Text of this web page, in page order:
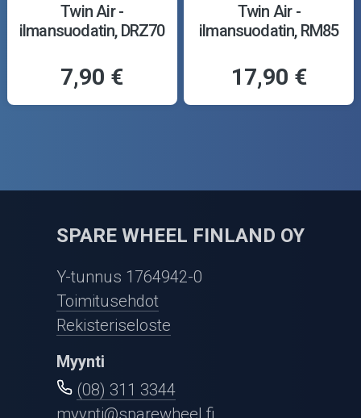
Twin Air -
ilmansuodatin, DRZ70
7,90 €
Twin Air -
ilmansuodatin, RM85
17,90 €
SPARE WHEEL FINLAND OY
Y-tunnus 1764942-0
Toimitusehdot
Rekisteriseloste
Myynti
(08) 311 3344
myynti@sparewheel.fi